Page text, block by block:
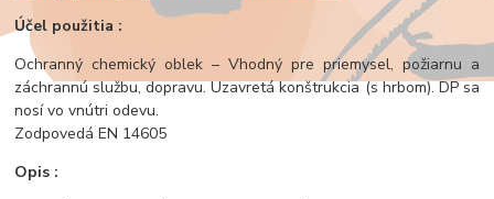
Účel použitia :
Ochranný chemický oblek – Vhodný pre priemysel, požiarnu a
záchrannú službu, dopravu. Uzavretá konštrukcia (s hrbom). DP sa
nosí vo vnútri odevu.
Zodpovedá EN 14605
Opis :